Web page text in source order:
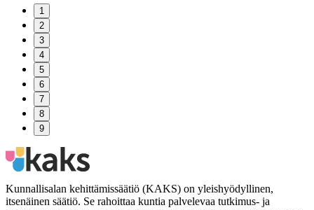
1
2
3
4
5
6
7
8
9
Kunnallisalan kehittämissäätiö (KAKS) on yleishyödyllinen,
itsenäinen säätiö. Se rahoittaa kuntia palvelevaa tutkimus- ja